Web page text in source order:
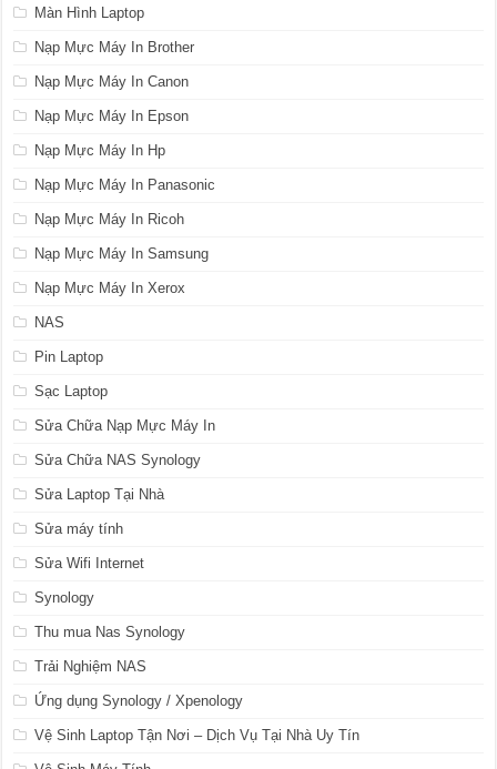
Màn Hình Laptop
Nạp Mực Máy In Brother
Nạp Mực Máy In Canon
Nạp Mực Máy In Epson
Nạp Mực Máy In Hp
Nạp Mực Máy In Panasonic
Nạp Mực Máy In Ricoh
Nạp Mực Máy In Samsung
Nạp Mực Máy In Xerox
NAS
Pin Laptop
Sạc Laptop
Sửa Chữa Nạp Mực Máy In
Sửa Chữa NAS Synology
Sửa Laptop Tại Nhà
Sửa máy tính
Sửa Wifi Internet
Synology
Thu mua Nas Synology
Trải Nghiệm NAS
Ứng dụng Synology / Xpenology
Vệ Sinh Laptop Tận Nơi – Dịch Vụ Tại Nhà Uy Tín